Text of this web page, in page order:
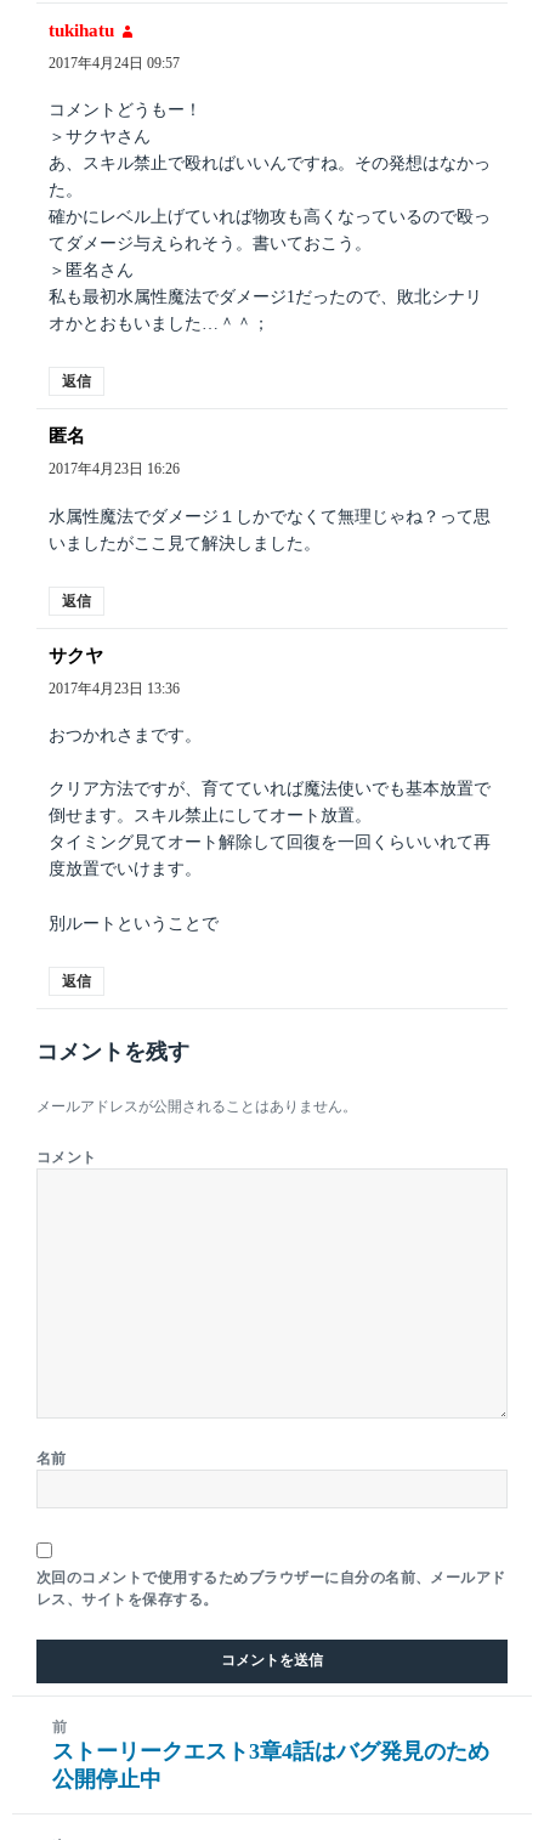
tukihatu
り:
2017年4月24日 09:57
コメントどうもー！
＞サクヤさん
あ、スキル禁止で殴ればいいんですね。その発想はなかっ
た。
確かにレベル上げていれば物攻も高くなっているので殴っ
てダメージ与えられそう。書いておこう。
＞匿名さん
私も最初水属性魔法でダメージ1だったので、敗北シナリ
オかとおもいました…＾＾；
返信
匿名
り:
2017年4月23日 16:26
水属性魔法でダメージ１しかでなくて無理じゃね？って思
いましたがここ見て解決しました。
返信
サクヤ
り:
2017年4月23日 13:36
おつかれさまです。
クリア方法ですが、育てていれば魔法使いでも基本放置で
倒せます。スキル禁止にしてオート放置。
タイミング見てオート解除して回復を一回くらいいれて再
度放置でいけます。
別ルートということで
返信
コメントを残す
メールアドレスが公開されることはありません。
コメント
名前
次回のコメントで使用するためブラウザーに自分の名前、メールアド
レス、サイトを保存する。
前
前
の
ストーリークエスト3章4話はバグ発見のため
公開停止中